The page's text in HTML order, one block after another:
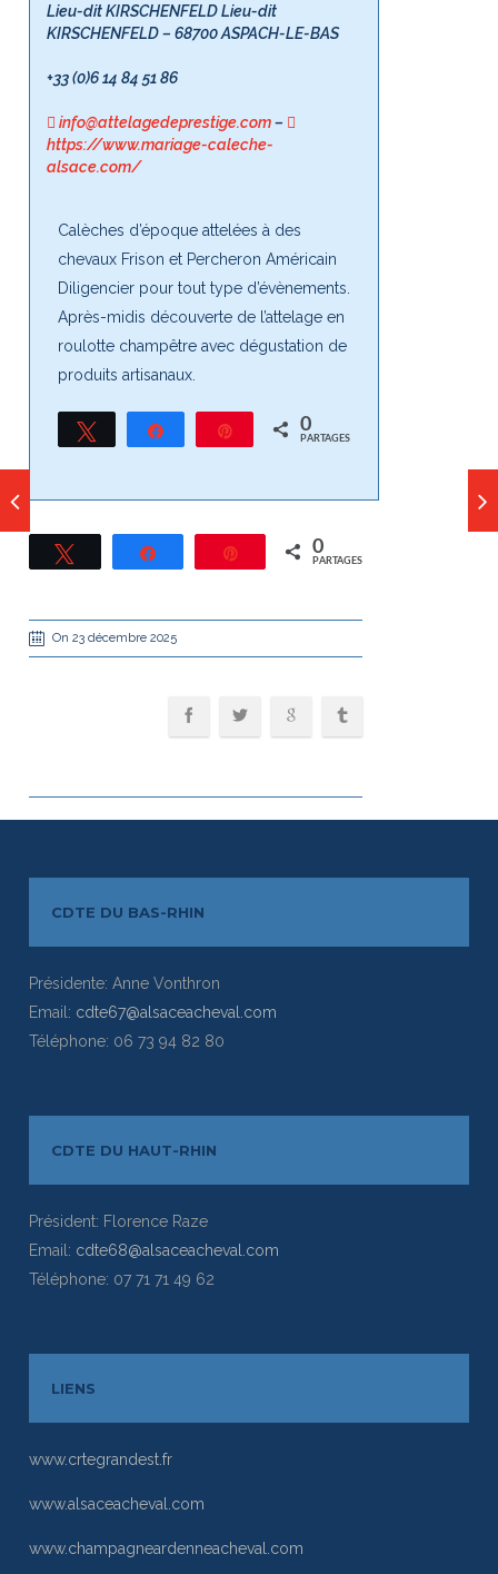
Lieu-dit KIRSCHENFELD Lieu-dit
KIRSCHENFELD – 68700 ASPACH-LE-BAS
+33 (0)6 14 84 51 86
info@attelagedeprestige.com–
https://www.mariage-caleche-
alsace.com/
Calèches d’époque attelées à des
chevaux Frison et Percheron Américain
Diligencier pour tout type d’évènements.
Après-midis découverte de l’attelage en
roulotte champêtre avec dégustation de
produits artisanaux.
Tweetez Partagez Épingle 0
PARTAGES
Tweetez Partagez Épingle 0
PARTAGES
On 23 décembre 2025
CDTE DU BAS-RHIN
Présidente: Anne Vonthron
Email: cdte67@alsaceacheval.com
Téléphone: 06 73 94 82 80
CDTE DU HAUT-RHIN
Président: Florence Raze
Email: cdte68@alsaceacheval.com
Téléphone: 07 71 71 49 62
LIENS
www.crtegrandest.fr
www.alsaceacheval.com
www.champagneardenneacheval.com